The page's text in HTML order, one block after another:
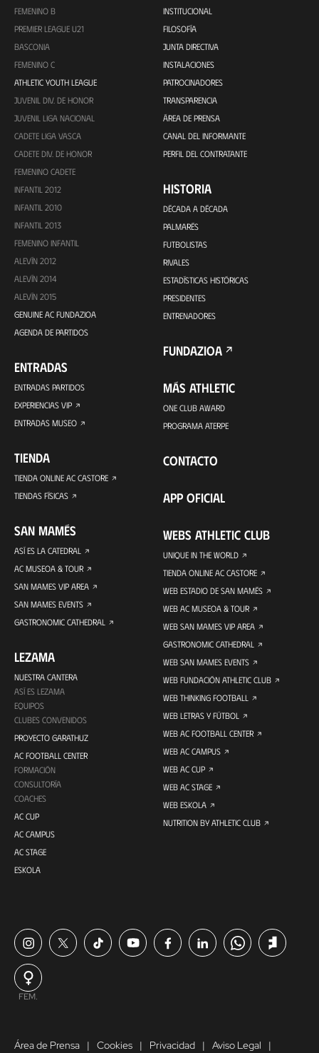
FEMENINO B
PREMIER LEAGUE U21
BASCONIA
FEMENINO C
ATHLETIC YOUTH LEAGUE
JUVENIL DIV. DE HONOR
JUVENIL LIGA NACIONAL
CADETE LIGA VASCA
CADETE DIV. DE HONOR
FEMENINO CADETE
INFANTIL 2012
INFANTIL 2010
INFANTIL 2013
FEMENINO INFANTIL
ALEVÍN 2012
ALEVÍN 2014
ALEVÍN 2015
GENUINE AC FUNDAZIOA
AGENDA DE PARTIDOS
ENTRADAS
ENTRADAS PARTIDOS
EXPERIENCIAS VIP
ENTRADAS MUSEO
TIENDA
TIENDA ONLINE AC CASTORE
TIENDAS FÍSICAS
SAN MAMÉS
ASÍ ES LA CATEDRAL
AC MUSEOA & TOUR
SAN MAMES VIP AREA
SAN MAMES EVENTS
GASTRONOMIC CATHEDRAL
LEZAMA
NUESTRA CANTERA
ASÍ ES LEZAMA
EQUIPOS
CLUBES CONVENIDOS
PROYECTO GARATHUZ
AC FOOTBALL CENTER
FORMACIÓN
CONSULTORÍA
COACHES
AC CUP
AC CAMPUS
AC STAGE
ESKOLA
INSTITUCIONAL
FILOSOFÍA
JUNTA DIRECTIVA
INSTALACIONES
PATROCINADORES
TRANSPARENCIA
ÁREA DE PRENSA
CANAL DEL INFORMANTE
PERFIL DEL CONTRATANTE
HISTORIA
DÉCADA A DÉCADA
PALMARÉS
FUTBOLISTAS
RIVALES
ESTADÍSTICAS HISTÓRICAS
PRESIDENTES
ENTRENADORES
FUNDAZIOA
MÁS ATHLETIC
ONE CLUB AWARD
PROGRAMA ATERPE
CONTACTO
APP OFICIAL
WEBS ATHLETIC CLUB
UNIQUE IN THE WORLD
TIENDA ONLINE AC CASTORE
WEB ESTADIO DE SAN MAMÉS
WEB AC MUSEOA & TOUR
WEB SAN MAMES VIP AREA
GASTRONOMIC CATHEDRAL
WEB SAN MAMES EVENTS
WEB FUNDACIÓN ATHLETIC CLUB
WEB THINKING FOOTBALL
WEB LETRAS Y FÚTBOL
WEB AC FOOTBALL CENTER
WEB AC CAMPUS
WEB AC CUP
WEB AC STAGE
WEB ESKOLA
NUTRITION BY ATHLETIC CLUB
FEM.
Área de Prensa Cookies Privacidad Aviso Legal